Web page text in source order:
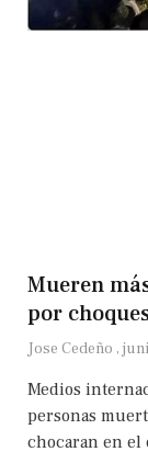
Mueren
por
Jose Cedeño
Medios
personas
chocaran en el